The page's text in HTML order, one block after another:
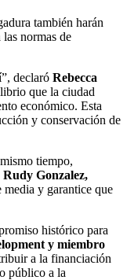
también harán
normas de
declaró Rebecca
que la ciudad
económico. Esta
y conservación de
tiempo,
Rudy Gonzalez,
media y garantice que
histórico para
y miembro
a la financiación
público a la